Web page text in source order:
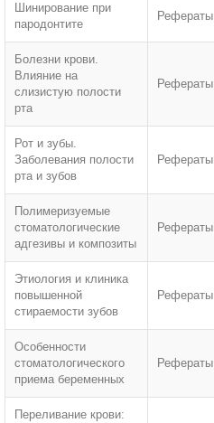
Шинирование при
пародонтите
Рефераты
Болезни крови.
Влияние на
слизистую полости
рта
Рефераты
Рот и зубы.
Заболевания полости
рта и зубов
Рефераты
Полимеризуемые
стоматологические
адгезивы и композиты
Рефераты
Этиология и клиника
повышенной
стираемости зубов
Рефераты
Особенности
стоматологического
приема беременных
Рефераты
Переливание крови: